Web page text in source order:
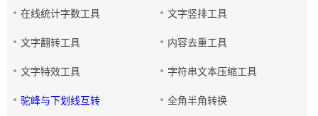
在线统计字数工具 文字竖排工具
文字翻转工具 内容去重工具
文字特效工具 字符串文本压缩工具
驼峰与下划线互转 全角半角转换